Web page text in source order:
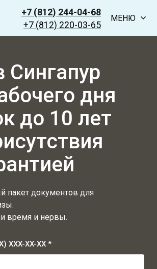
+7 (812) 244-04-68
+7 (812) 220-03-65
МЕНЮ
Сингапур
дня
до 10 лет
пакет документов для
время и нервы.
XXX-XX-XX *